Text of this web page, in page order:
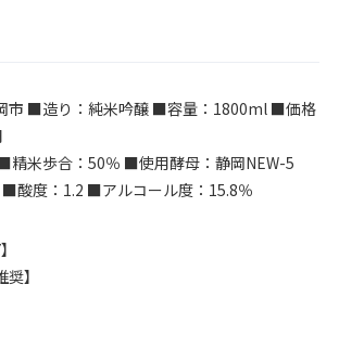
市 ■造り：純米吟醸 ■容量：1800ml ■価格
米歩合：50％ ■使用酵母：静岡NEW-5
酸度：1.2 ■アルコール度：15.8％
】